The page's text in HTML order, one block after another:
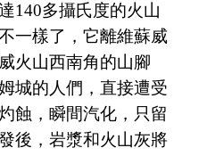
140多攝氏度的火山
一樣了，它離維蘇威
火山西南角的山腳
城的人們，直接遭受
蝕，瞬間汽化，只留
後，岩漿和火山灰將